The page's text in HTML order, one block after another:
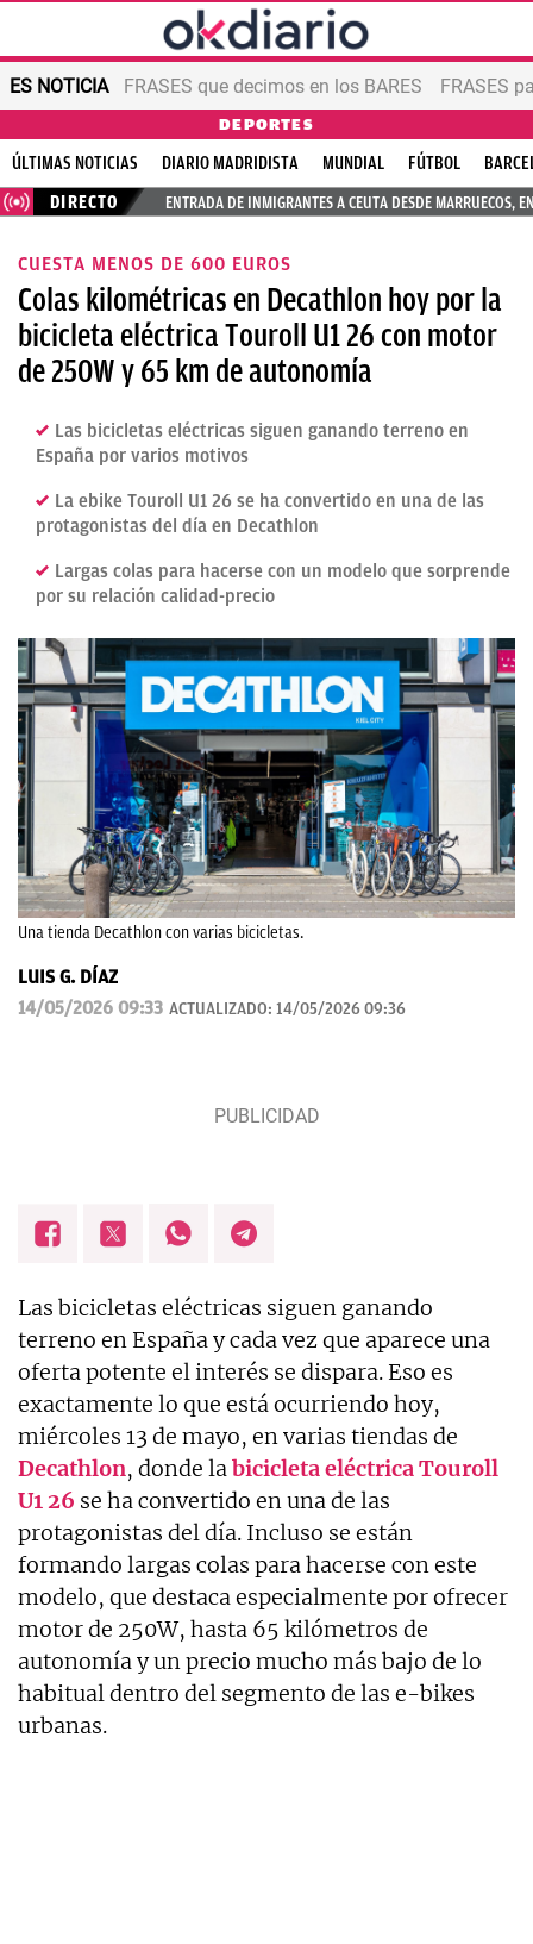
ES NOTICIA FRASES que decimos en los BARES FRASES
DEPORTES
ÚLTIMAS NOTICIAS DIARIO MADRIDISTA MUNDIAL FÚTBOL
DIRECTO
ENTRADA DE INMIGRANTES A CEUTA DESDE MARRUECOS,
CUESTA MENOS DE 600 EUROS
Colas kilométricas en Decathlon hoy por la
bicicleta eléctrica Touroll U1 26 con motor
de 250W y 65 km de autonomía
Las bicicletas eléctricas siguen ganando terreno en
España por varios motivos
La ebike Touroll U1 26 se ha convertido en una de las
protagonistas del día en Decathlon
Largas colas para hacerse con un modelo que sorprende
por su relación calidad-precio
Una tienda Decathlon con varias bicicletas.
LUIS G. DÍAZ
14/05/2026 09:33 ACTUALIZADO: 14/05/2026 09:36
Las bicicletas eléctricas siguen ganando
terreno en España y cada vez que aparece una
oferta potente el interés se dispara. Eso es
exactamente lo que está ocurriendo hoy,
miércoles 13 de mayo, en varias tiendas de
Decathlon, donde labicicleta eléctrica Touroll
U1 26 se ha convertido en una de las
protagonistas del día. Incluso se están
formando largas colas para hacerse con este
modelo, que destaca especialmente por ofrecer
motor de 250W, hasta 65 kilómetros de
autonomía y un precio mucho más bajo de lo
habitual dentro del segmento de las e-bikes
urbanas.